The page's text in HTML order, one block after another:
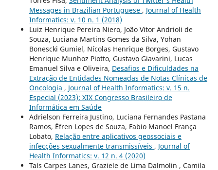
Messages in Brazilian Portuguese , Journal of Health
Informatics: v. 10 n. 1 (2018)
Luiz Henrique Pereira Niero, João Vitor Andrioli de
Souza, Luciana Martins Gomes da Silva, Yohan
Bonescki Gumiel, Nícolas Henrique Borges, Gustavo
Henrique Munhoz Piotto, Gustavo Giavarini, Lucas
Emanuel Silva e Oliveira, Desafios e Dificuldades na
Extração de Entidades Nomeadas de Notas Clínicas de
Oncologia , Journal of Health Informatics: v. 15 n.
Especial (2023): XIX Congresso Brasileiro de
Informática em Saúde
Adrielson Ferreira Justino, Luciana Fernandes Pastana
Ramos, Éfren Lopes de Souza, Fabio Manoel França
Lobato, Relação entre aplicativos geossociais e
infecções sexualmente transmissíveis , Journal of
Health Informatics: v. 12 n. 4 (2020)
Taís Carpes Lanes, Graziele de Lima Dalmolin , Camila